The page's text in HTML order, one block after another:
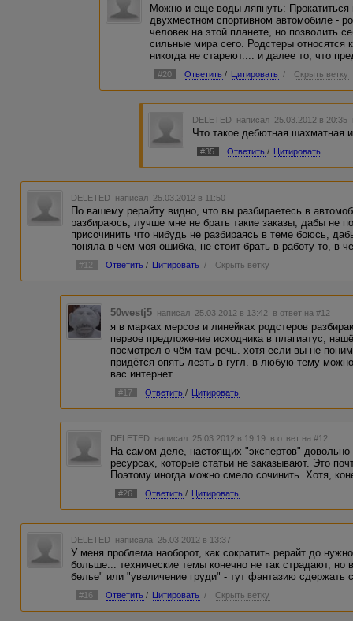
Можно и еще воды ляпнуть: Прокатиться
двухместном спортивном автомобиле -
человек на этой планете, но позволить
сильные мира сего. Родстеры относятся
никогда не стареют.... и далее то, что
#20 Ответить / Цитировать / Скрыть ветку
DELETED написал 25.03.2012 в 20:35
Что такое дебютная шахматная
#35 Ответить / Цитировать
DELETED написал 25.03.2012 в 11:50
По вашему рерайту видно, что вы разбираетесь в
разбираюсь, лучше мне не брать такие заказы, дабы не
присочинить что нибудь не разбираясь в теме боюсь,
поняла в чем моя ошибка, не стоит брать в работу то, в
#12 Ответить / Цитировать / Скрыть ветку
50westj5 написал 25.03.2012 в 13:42 в ответ на #12
я в марках мерсов и линейках родстеров
первое предложение исходника в плагиатус,
посмотрел о чём там речь. хотя если вы не
придётся опять лезть в гугл. в любую тему
вас интернет.
#17 Ответить / Цитировать
DELETED написал 25.03.2012 в 19:19 в ответ на #12
На самом деле, настоящих "экспертов"
ресурсах, которые статьи не заказывают. Это
Поэтому иногда можно смело сочинить. Хотя,
#26 Ответить / Цитировать
DELETED написала 25.03.2012 в 13:37
У меня проблема наоборот, как сократить рерайт до
больше... технические темы конечно не так страдают, но
белье" или "увеличение груди" - тут фантазию сдержать
#16 Ответить / Цитировать / Скрыть ветку